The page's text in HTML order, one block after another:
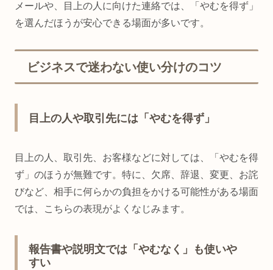
メールや、目上の人に向けた連絡では、「やむを得ず」
を選んだほうが安心できる場面が多いです。
ビジネスで迷わない使い分けのコツ
目上の人や取引先には「やむを得ず」
目上の人、取引先、お客様などに対しては、「やむを得
ず」のほうが無難です。特に、欠席、辞退、変更、お詫
びなど、相手に何らかの負担をかける可能性がある場面
では、こちらの表現がよくなじみます。
報告書や説明文では「やむなく」も使いや
すい